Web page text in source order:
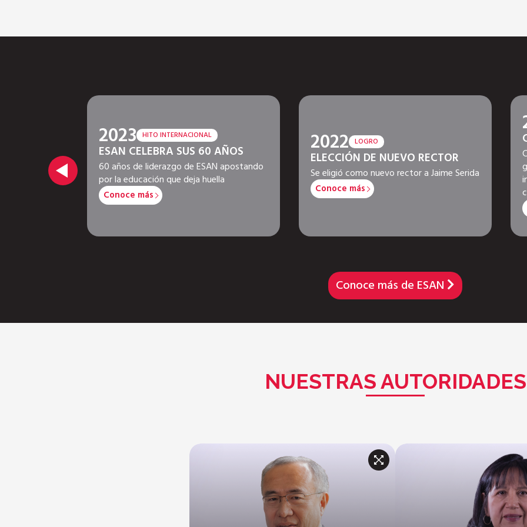
2023 HITO INTERNACIONAL
ESAN CELEBRA SUS 60 AÑOS
60 años de liderazgo de ESAN apostando
por la educación que deja huella
Conoce más
2022 LOGRO
ELECCIÓN DE NUEVO RECTOR
Se eligió como nuevo rector a Jaime Serida
Conoce más
Conoce más de ESAN
NUESTRAS AUTORIDADES